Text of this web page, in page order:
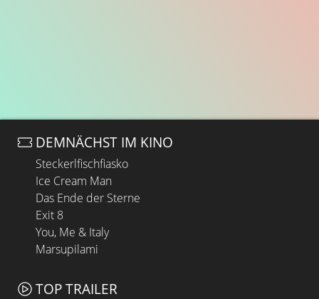
DEMNÄCHST IM KINO
Steckerlfischfiasko
Ice Cream Man
Das Ende der Sterne
Exit 8
You, Me & Italy
Marsupilami
TOP TRAILER